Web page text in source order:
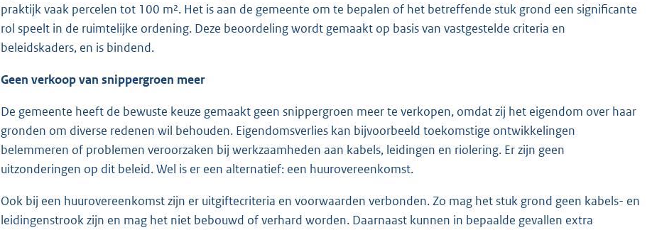
praktijk vaak percelen tot 100 m². Het is aan de gemeente om te bepalen of het betreffende stuk grond een significante
rol speelt in de ruimtelijke ordening. Deze beoordeling wordt gemaakt op basis van vastgestelde criteria en
beleidskaders, en is bindend.
Geen verkoop van snippergroen meer
De gemeente heeft de bewuste keuze gemaakt geen snippergroen meer te verkopen, omdat zij het eigendom over haar
gronden om diverse redenen wil behouden. Eigendomsverlies kan bijvoorbeeld toekomstige ontwikkelingen
belemmeren of problemen veroorzaken bij werkzaamheden aan kabels, leidingen en riolering. Er zijn geen
uitzonderingen op dit beleid. Wel is er een alternatief: een huurovereenkomst.
Ook bij een huurovereenkomst zijn er uitgiftecriteria en voorwaarden verbonden. Zo mag het stuk grond geen kabels- en
leidingenstrook zijn en mag het niet bebouwd of verhard worden. Daarnaast kunnen in bepaalde gevallen extra